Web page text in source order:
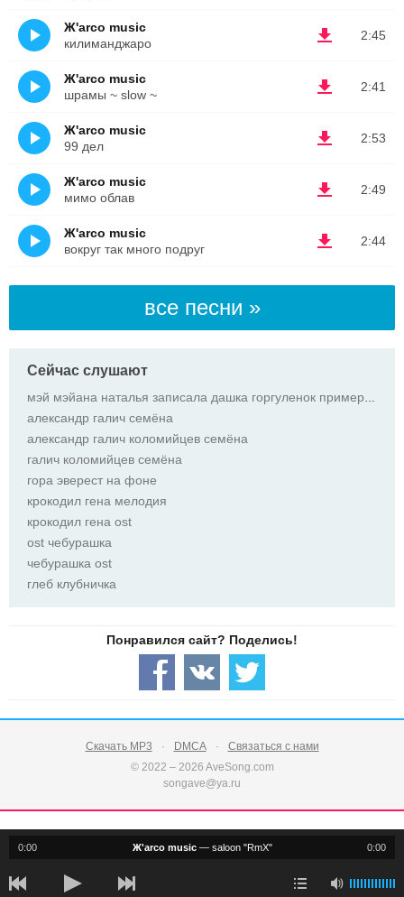
2:45
Ж'arco music
килиманджаро
2:41
Ж'arco music
шрамы ~ slow ~
2:53
Ж'arco music
99 дел
2:49
Ж'arco music
мимо облав
2:44
Ж'arco music
вокруг так много подруг
все песни »
Сейчас слушают
мэй мэйана наталья записала дашка горгуленок примерно 2002
александр галич семёна
александр галич коломийцев семёна
галич коломийцев семёна
гора эверест на фоне
крокодил гена мелодия
крокодил гена ost
ost чебурашка
чебурашка ost
глеб клубничка
Скачать MP3 DMCA
Связаться с нами
© 2022 – 2026 AveSong.com
songave@ya.ru
0:00 0:00
Ж'arco music — saloon "RmX"